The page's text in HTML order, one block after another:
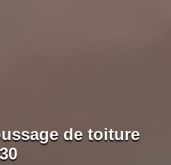
de toiture